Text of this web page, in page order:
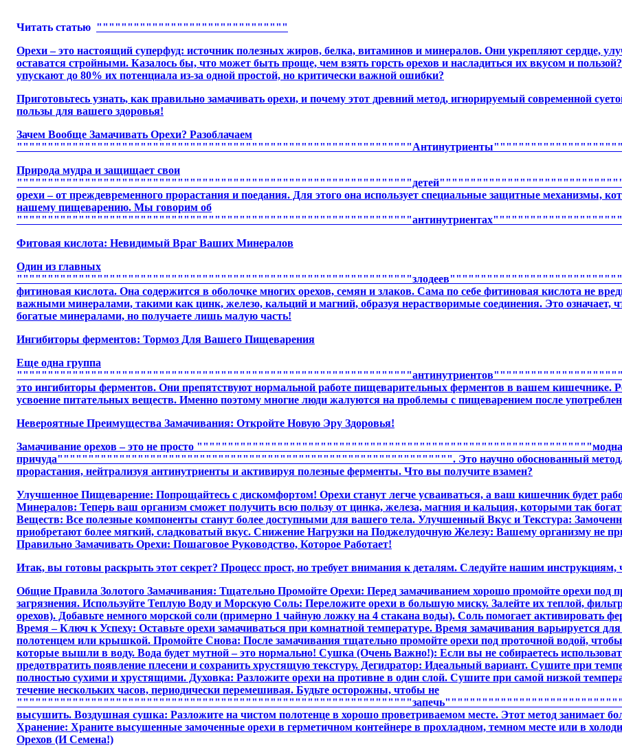
Читать статью """""""""""""""""""""""""""""""
Орехи – это настоящий суперфуд: источник полезных жиров, белка, витаминов и минералов. Они укрепляют сердце,
оставатся стройными. Казалось бы, что может быть проще, чем взять горсть орехов и насладиться их вкусом и
упускают до 80% их потенциала из-за одной простой, но критически важной ошибки?
Приготовьтесь узнать, как правильно замачивать орехи, и почему этот древний метод, игнорируемый современной
пользы для вашего здоровья!
Зачем Вообще Замачивать Орехи? Разоблачаем
Природа мудра и защищает свои
орехи – от преждевременного прорастания и поедания. Для этого она использует специальные защитные механизмы,
нашему пищеварению. Мы говорим об
Фитовая кислота: Невидимый Враг Ваших Минералов
Один из главных
фитиновая кислота. Она содержится в оболочке многих орехов, семян и злаков. Сама по себе фитиновая кислота не
важными минералами, такими как цинк, железо, кальций и магний, образуя нерастворимые соединения. Это означает,
богатые минералами, но получаете лишь малую часть!
Ингибиторы ферментов: Тормоз Для Вашего Пищеварения
Еще одна группа
это ингибиторы ферментов. Они препятствуют нормальной работе пищеварительных ферментов в вашем кишечнике.
усвоение питательных веществ. Именно поэтому многие люди жалуются на проблемы с пищеварением после
Невероятные Преимущества Замачивания: Откройте Новую Эру Здоровья!
Замачивание орехов – это не просто
причуда"""""""""""""""""""""""""""""""""""""""""""""""""""""""""""""""". Это научно обоснованный метод,
прорастания, нейтрализуя антинутриенты и активируя полезные ферменты. Что вы получите взамен?
Улучшенное Пищеварение: Попрощайтесь с дискомфортом! Орехи станут легче усваиваться, а ваш кишечник будет
Минералов: Теперь ваш организм сможет получить всю пользу от цинка, железа, магния и кальция, которыми так
Веществ: Все полезные компоненты станут более доступными для вашего тела. Улучшенный Вкус и Текстура:
приобретают более мягкий, сладковатый вкус. Снижение Нагрузки на Поджелудочную Железу: Вашему организму не
Правильно Замачивать Орехи: Пошаговое Руководство, Которое Работает!
Итак, вы готовы раскрыть этот секрет? Процесс прост, но требует внимания к деталям. Следуйте нашим
Общие Правила Золотого Замачивания: Тщательно Промойте Орехи: Перед замачиванием хорошо промойте орехи под
загрязнения. Используйте Теплую Воду и Морскую Соль: Переложите орехи в большую миску. Залейте их теплой,
орехов). Добавьте немного морской соли (примерно 1 чайную ложку на 4 стакана воды). Соль помогает активировать
Время – Ключ к Успеху: Оставьте орехи замачиваться при комнатной температуре. Время замачивания варьируется
полотенцем или крышкой. Промойте Снова: После замачивания тщательно промойте орехи под проточной водой,
которые вышли в воду. Вода будет мутной – это нормально! Сушка (Очень Важно!): Если вы не собираетесь
предотвратить появление плесени и сохранить хрустящую текстуру. Дегидратор: Идеальный вариант. Сушите при
полностью сухими и хрустящими. Духовка: Разложите орехи на противне в один слой. Сушите при самой низкой
течение нескольких часов, периодически перемешивая. Будьте осторожны, чтобы не
высушить. Воздушная сушка: Разложите на чистом полотенце в хорошо проветриваемом месте. Этот метод занимает
Хранение: Храните высушенные замоченные орехи в герметичном контейнере в прохладном, темном месте или в
Орехов (И Семена!)